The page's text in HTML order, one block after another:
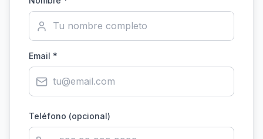
Email *
Teléfono (opcional)